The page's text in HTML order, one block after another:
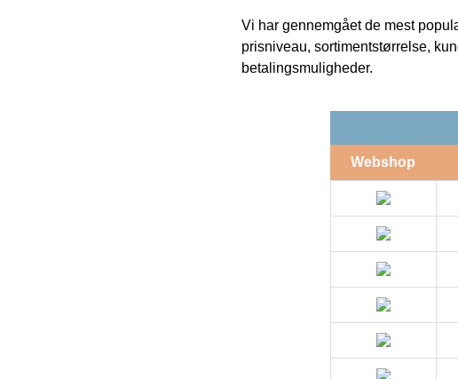
Vi har gennemgået de mest
prisniveau, sortimentstørrelse,
betalingsmuligheder.
Webshop